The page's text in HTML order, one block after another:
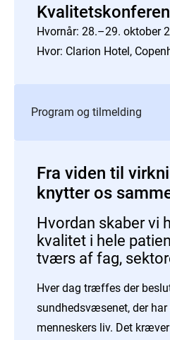
Hvornår: 28.–29. oktober
Hvor: Clarion Hotel,
Program og tilmelding
Fra viden til
knytter os
Hvordan skaber vi
kvalitet i hele
tværs af fag,
Hver dag træffes der
sundhedsvæsenet, der
menneskers liv. Det